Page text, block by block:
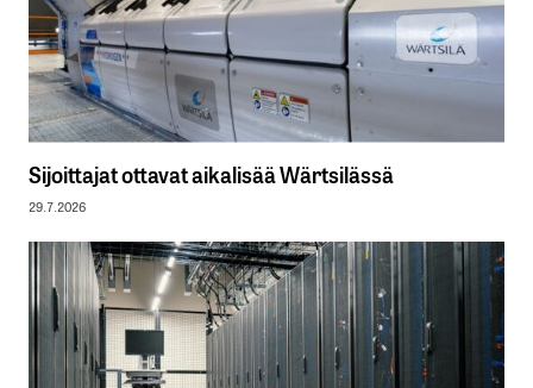
Sijoittajat ottavat aikalisää Wärtsilässä
29.7.2026